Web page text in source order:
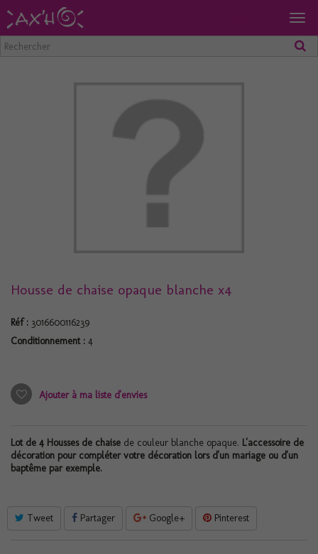
Housse de chaise opaque blanche x4
Réf : 3016600116239
Conditionnement : 4
Ajouter à ma liste d'envies
Lot de 4 Housses de chaise de couleur blanche opaque. L'accessoire de
décoration pour compléter votre décoration lors d'un mariage ou d'un
baptême par exemple.
Tweet Partager Google+ Pinterest